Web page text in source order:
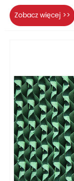
Zobacz więcej >>